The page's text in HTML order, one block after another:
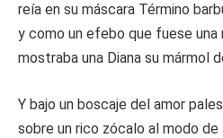
reía en su máscara Término
y como un efebo que fuese una
mostraba una Diana su mármol
Y bajo un boscaje del amor
sobre un rico zócalo al modo de